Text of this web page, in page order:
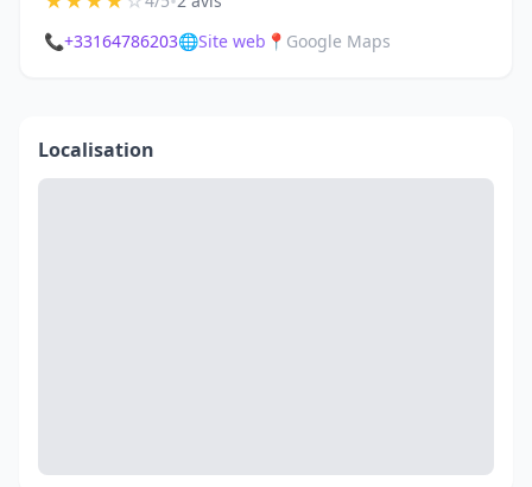
📞+33164786203🌐Site web 📍 Google Maps
Localisation